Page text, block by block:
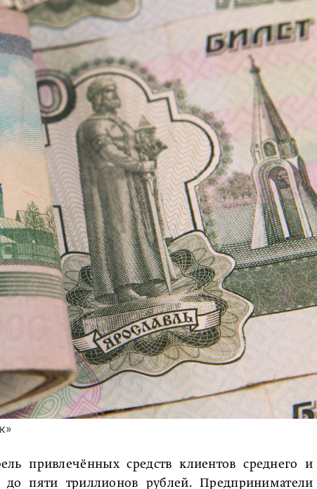
привлечённых средств клиентов среднего и
пяти триллионов рублей. Предприниматели